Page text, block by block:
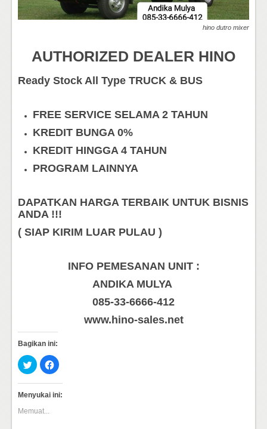
hino dutro mixer
AUTHORIZED DEALER HINO
Ready Stock All Type TRUCK & BUS
FREE SERVICE SELAMA 2 TAHUN
KREDIT BUNGA 0%
KREDIT HINGGA 4 TAHUN
PROGRAM LAINNYA
DAPATKAN HARGA TERBAIK UNTUK BISNIS
ANDA !!!
( SIAP KIRIM LUAR PULAU )
INFO PEMESANAN UNIT :
ANDIKA MULYA
085-33-6666-412
www.hino-sales.net
Bagikan ini:
Klik
untuk
berbagi
pada
Twitter(Membuka
di
yang
Klik
untuk
di
Facebook(Membuka
di
Menyukai ini:
Memuat...